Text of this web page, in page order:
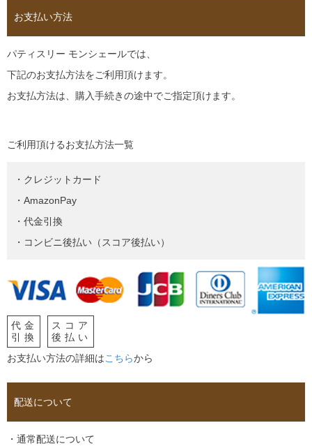
お支払い方法
パティスリー モンシェールでは、
下記のお支払方法をご利用頂けます。
お支払方法は、購入手続きの途中でご指定頂けます。
ご利用頂けるお支払方法一覧
・クレジットカード
・AmazonPay
・代金引換
・コンビニ後払い（スコア後払い）
代金
引換
スコア
後払い
お支払い方法の詳細はこちらから
配送について
・通常配送について